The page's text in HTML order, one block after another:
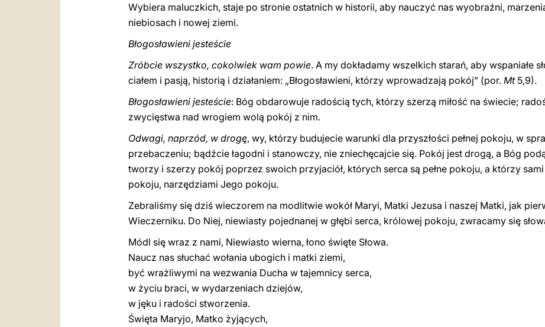
Wybiera maluczkich, staje po stronie ostatnich w historii, aby nauczyć nas wyobraźni,
niebiosach i nowej ziemi.
Błogosławieni jesteście
Zróbcie wszystko, cokolwiek wam powie. A my dokładamy wszelkich starań, aby wspaniałe
ciałem i pasją, historią i działaniem: „Błogosławieni, którzy wprowadzają pokój” (por. Mt5,9).
Błogosławieni jesteście: Bóg obdarowuje radością tych, którzy szerzą miłość na świecie;
zwycięstwa nad wrogiem wolą pokój z nim.
Odwagi, naprzód, w drogę, wy, którzy budujecie warunki dla przyszłości pełnej pokoju, w
przebaczeniu; bądźcie łagodni i stanowczy, nie zniechęcajcie się. Pokój jest drogą, a Bóg
tworzy i szerzy pokój poprzez swoich przyjaciół, których serca są pełne pokoju, a którzy
pokoju, narzędziami Jego pokoju.
Zebraliśmy się dziś wieczorem na modlitwie wokół Maryi, Matki Jezusa i naszej Matki, jak
Wieczerniku. Do Niej, niewiasty pojednanej w głębi serca, królowej pokoju, zwracamy się
Módl się wraz z nami, Niewiasto wierna, łono święte Słowa.
Naucz nas słuchać wołania ubogich i matki ziemi,
być wrażliwymi na wezwania Ducha w tajemnicy serca,
w życiu braci, w wydarzeniach dziejów,
w jęku i radości stworzenia.
Święta Maryjo, Matko żyjących,